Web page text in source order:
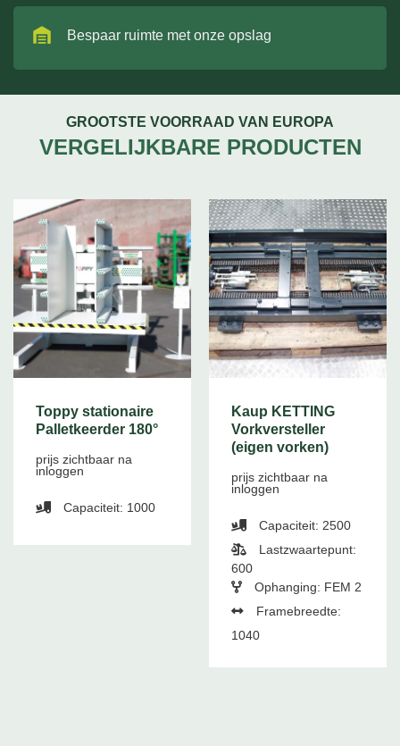
Bespaar ruimte met onze opslag
GROOTSTE VOORRAAD VAN EUROPA
VERGELIJKBARE PRODUCTEN
Toppy stationaire
Palletkeerder 180°
prijs zichtbaar na
inloggen
Capaciteit: 1000
Kaup KETTING
Vorkversteller
(eigen vorken)
prijs zichtbaar na
inloggen
Capaciteit: 2500
Lastzwaartepunt:
600
Ophanging: FEM 2
Framebreedte:
1040